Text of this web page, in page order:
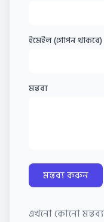
ইমেইল (গোপন থাকবে)
মন্তব্য
মন্তব্য করুন
এখনো কোনো